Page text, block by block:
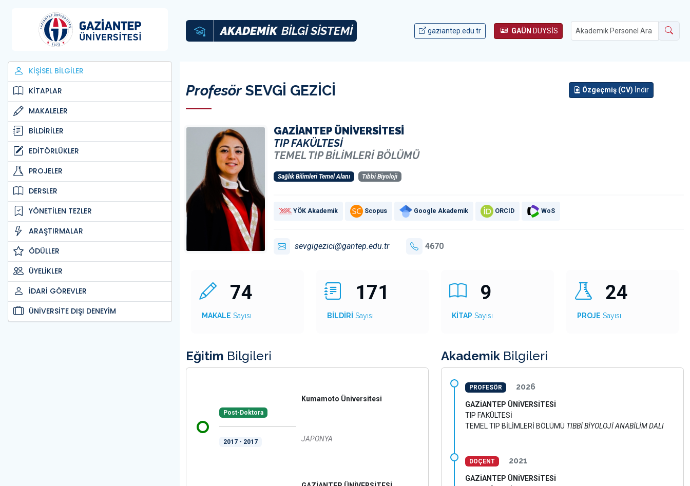
KİŞİSEL BİLGİLER
KİTAPLAR
MAKALELER
BİLDİRİLER
EDİTÖRLÜKLER
PROJELER
DERSLER
YÖNETİLEN TEZLER
ARAŞTIRMALAR
ÖDÜLLER
ÜYELİKLER
İDARİ GÖREVLER
ÜNİVERSİTE DIŞI DENEYİM
AKADEMİK BİLGİ SİSTEMİ gaziantep.edu.tr GAÜN DUYSİS
ProfesörSEVGİ GEZİCİ Özgeçmiş (CV) İndir
GAZİANTEP ÜNİVERSİTESİ
TIP FAKÜLTESİ
TEMEL TIP BİLİMLERİ BÖLÜMÜ
Sağlık Bilimleri Temel Alanı Tıbbi Biyoloji
YÖK Akademik Scopus Google Akademik ORCID WoS
sevgigezici@gantep.edu.tr 4670
74
MAKALE Sayısı
171
BİLDİRİ Sayısı
9
KİTAP Sayısı
24
PROJE Sayısı
Eğitim Bilgileri
Post-Doktora
2017 - 2017
Kumamoto Üniversitesi
JAPONYA
Akademik Bilgileri
PROFESÖR 2026
GAZİANTEP ÜNİVERSİTESİ
TIP FAKÜLTESİ
TEMEL TIP BİLİMLERİ BÖLÜMÜ TIBBİ BİYOLOJİ ANABİLİM DALI
DOÇENT 2021
GAZİANTEP ÜNİVERSİTESİ